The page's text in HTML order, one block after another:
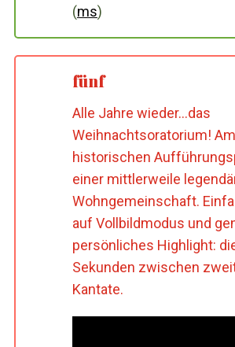
(ms)
fünf
Alle Jahre wieder…das
Weihnachtsoratorium!
historischen
einer mittlerweile
Wohngemeinschaft.
auf Vollbildmodus und
persönliches Highlight:
Sekunden zwischen
Kantate.